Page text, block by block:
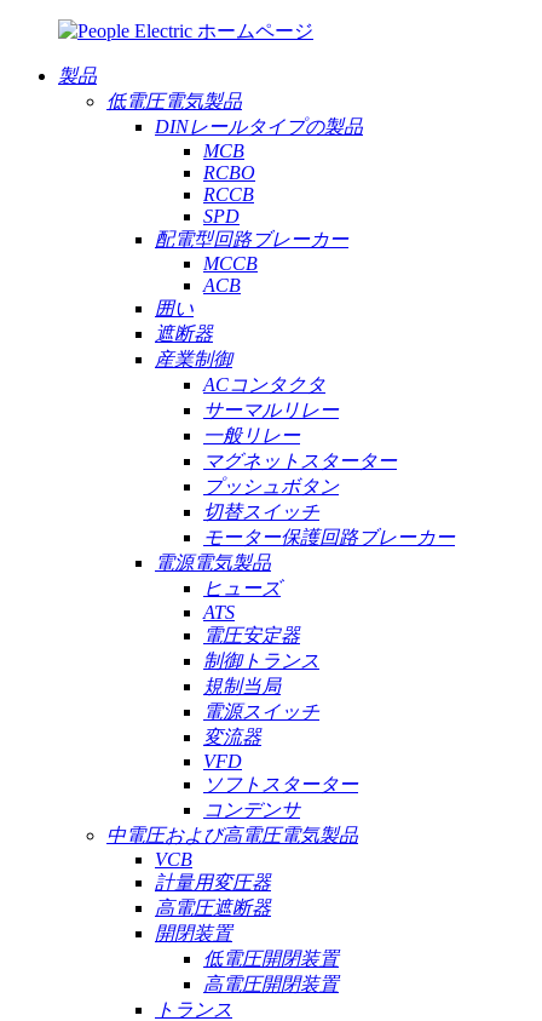
製品
低電圧電気製品
DINレールタイプの製品
MCB
RCBO
RCCB
SPD
配電型回路ブレーカー
MCCB
ACB
囲い
遮断器
産業制御
ACコンタクタ
サーマルリレー
一般リレー
マグネットスターター
プッシュボタン
切替スイッチ
モーター保護回路ブレーカー
電源電気製品
ヒューズ
ATS
電圧安定器
制御トランス
規制当局
電源スイッチ
変流器
VFD
ソフトスターター
コンデンサ
中電圧および高電圧電気製品
VCB
計量用変圧器
高電圧遮断器
開閉装置
低電圧開閉装置
高電圧開閉装置
トランス